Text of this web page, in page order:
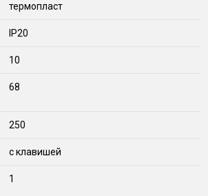
термопласт
IP20
10
68
250
с клавишей
1